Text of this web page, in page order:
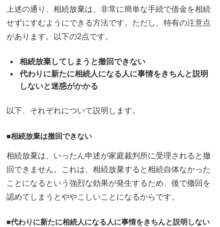
上述の通り、相続放棄は、非常に簡単な手続で借金を相続
せずにすむようにできる方法です。ただし、特有の注意点
があります。以下の2点です。
相続放棄してしまうと撤回できない
代わりに新たに相続人になる人に事情をきちんと説明
しないと迷惑がかかる
以下、それぞれについて説明します。
■相続放棄は撤回できない
相続放棄は、いったん申述が家庭裁判所に受理されると撤
回できません。これは、相続放棄すると相続自体なかった
ことになるという強烈な効果が発生するため、後で撤回を
認めてしまうとややこしいことになるからです。
■代わりに新たに相続人になる人に事情をきちんと説明しない